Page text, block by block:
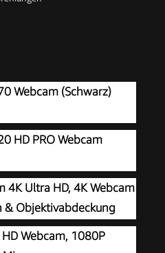
Webcam (Schwarz)
HD PRO Webcam
4K Ultra HD, 4K Webcam
Objektivabdeckung
HD Webcam, 1080P